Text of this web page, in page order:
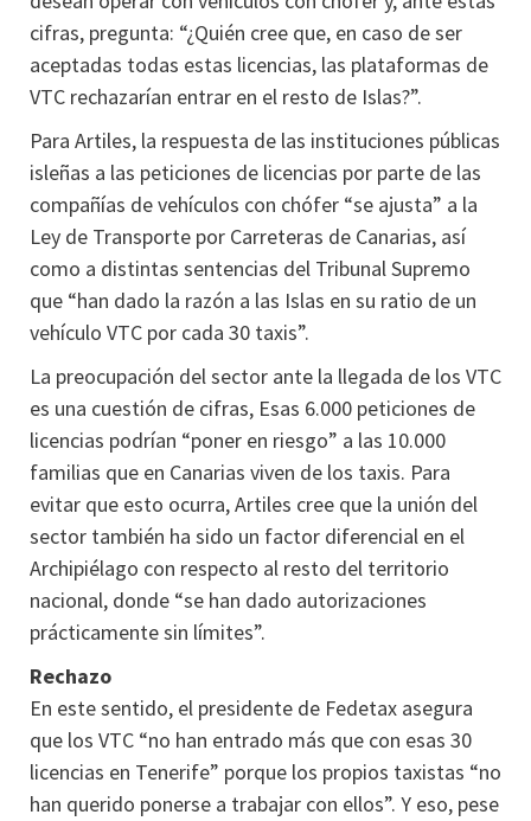
cifras, pregunta: “¿Quién cree que, en caso de ser
aceptadas todas estas licencias, las plataformas de
VTC rechazarían entrar en el resto de Islas?”.
Para Artiles, la respuesta de las instituciones públicas
isleñas a las peticiones de licencias por parte de las
compañías de vehículos con chófer “se ajusta” a la
Ley de Transporte por Carreteras de Canarias, así
como a distintas sentencias del Tribunal Supremo
que “han dado la razón a las Islas en su ratio de un
vehículo VTC por cada 30 taxis”.
La preocupación del sector ante la llegada de los VTC
es una cuestión de cifras, Esas 6.000 peticiones de
licencias podrían “poner en riesgo” a las 10.000
familias que en Canarias viven de los taxis. Para
evitar que esto ocurra, Artiles cree que la unión del
sector también ha sido un factor diferencial en el
Archipiélago con respecto al resto del territorio
nacional, donde “se han dado autorizaciones
prácticamente sin límites”.
Rechazo
En este sentido, el presidente de Fedetax asegura
que los VTC “no han entrado más que con esas 30
licencias en Tenerife” porque los propios taxistas “no
han querido ponerse a trabajar con ellos”. Y eso, pese